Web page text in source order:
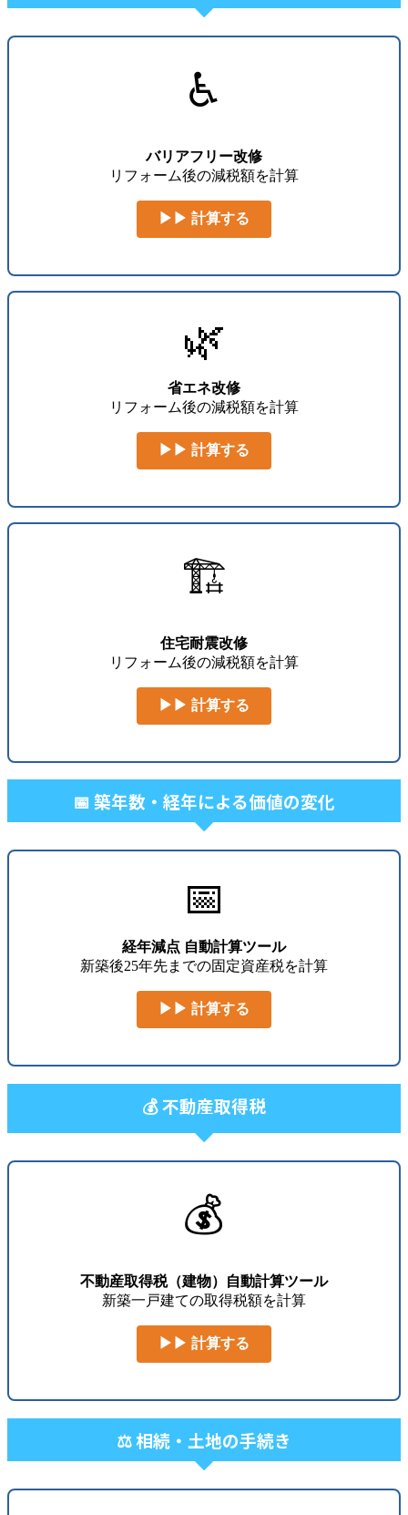
♿
バリアフリー改修
リフォーム後の減税額を計算
▶▶ 計算する
🌿
省エネ改修
リフォーム後の減税額を計算
▶▶ 計算する
🏗️
住宅耐震改修
リフォーム後の減税額を計算
▶▶ 計算する
📅 築年数・経年による価値の変化
📅
経年減点 自動計算ツール
新築後25年先までの固定資産税を計算
▶▶ 計算する
💰 不動産取得税
💰
不動産取得税（建物）自動計算ツール
新築一戸建ての取得税額を計算
▶▶ 計算する
⚖️ 相続・土地の手続き